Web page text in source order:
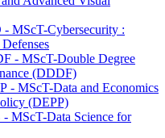
MScT-Cybersecurity :
- MScT-Double Degree
(DDDF)
- MScT-Data and Economics
(DEPP)
MScT-Data Science for